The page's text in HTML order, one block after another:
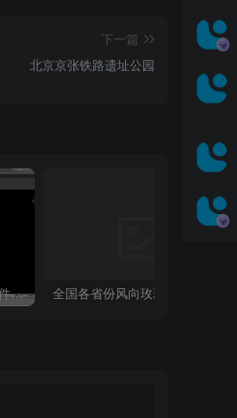
下一篇
北京京张铁路遗址公园
源泉建筑与装饰设计CAD插件工具箱（YQArch 6.7.4）